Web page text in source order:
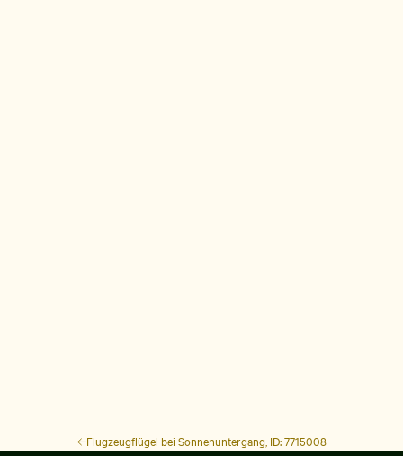
Flugzeugflügel bei Sonnenuntergang, ID: 7715008